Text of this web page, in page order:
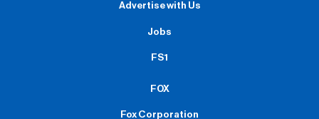
Advertise with Us
Jobs
FS1
FOX
Fox Corporation